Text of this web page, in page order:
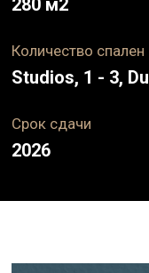
280 м2
Количество спален
Studios, 1 - 3,
Срок сдачи
2026